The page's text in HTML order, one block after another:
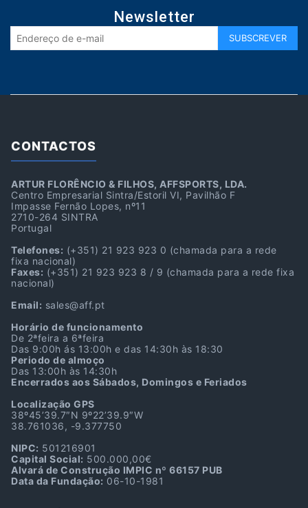
Newsletter
CONTACTOS
ARTUR FLORÊNCIO & FILHOS, AFFSPORTS, LDA.
Centro Empresarial Sintra/Estoril VI, Pavilhão F
Impasse Fernão Lopes, nº11
2710-264 SINTRA
Portugal
Telefones: (+351) 21 923 923 0 (chamada para a rede
fixa nacional)
Faxes: (+351) 21 923 923 8 / 9 (chamada para a rede fixa
nacional)
Email: sales@aff.pt
Horário de funcionamento
De 2ªfeira a 6ªfeira
Das 9:00h ás 13:00h e das 14:30h às 18:30
Periodo de almoço
Das 13:00h às 14:30h
Encerrados aos Sábados, Domingos e Feriados
Localização GPS
38º45’39.7″N 9º22’39.9″W
38.761036, -9.377750
NIPC: 501216901
Capital Social: 500.000,00€
Alvará de Construção IMPIC nº 66157 PUB
Data da Fundação: 06-10-1981